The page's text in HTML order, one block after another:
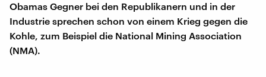
Obamas Gegner bei den Republikanern und in der
Industrie sprechen schon von einem Krieg gegen die
Kohle, zum Beispiel die National Mining Association
(NMA).